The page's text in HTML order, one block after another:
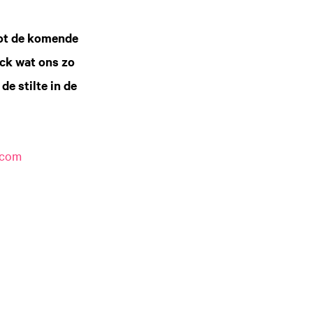
de komende
wat ons zo
stilte in de